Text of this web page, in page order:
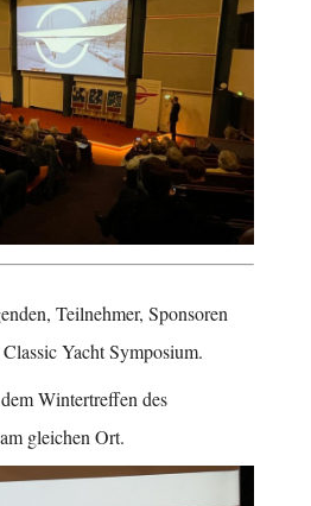
Teilnehmer, Sponsoren
Yacht Symposium.
Wintertreffen des
gleichen Ort.